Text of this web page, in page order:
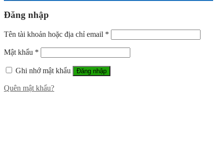
Đăng nhập
Tên tài khoản hoặc địa chỉ email *
Mật khẩu *
Ghi nhớ mật khẩu Đăng nhập
Quên mật khẩu?